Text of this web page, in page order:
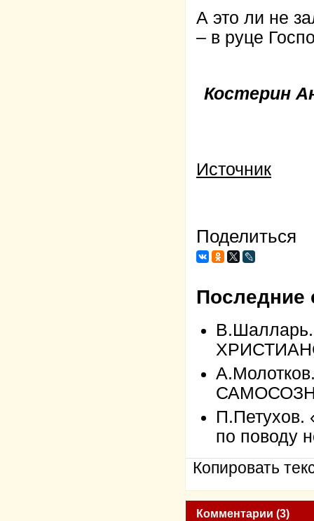
А это ли не
– в руце
Костерин
Источник
Поделиться
Последние
П.Петухов.
по поводу
Копировать
Комментарии (3)